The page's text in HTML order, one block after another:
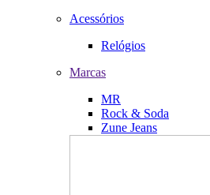
Acessórios
Relógios
Marcas
MR
Rock & Soda
Zune Jeans